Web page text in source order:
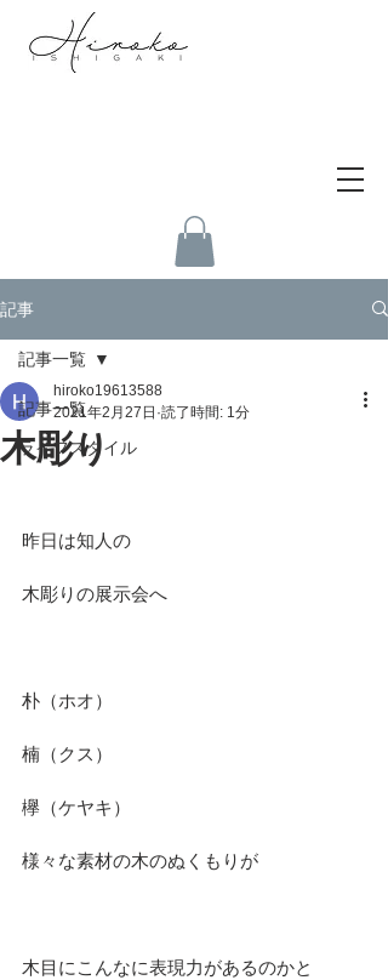
記事
記事一覧
ライフスタイル
記事一覧
木彫り
hiroko19613588
2021年2月27日 読了時間: 1分
昨日は知人の
木彫りの展示会へ
朴（ホオ）
楠（クス）
欅（ケヤキ）
様々な素材の木のぬくもりが
木目にこんなに表現力があるのかと